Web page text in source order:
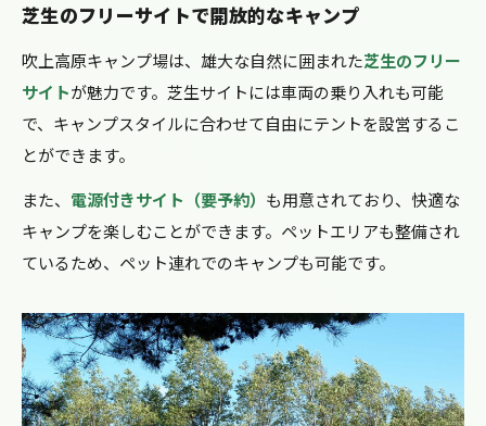
芝生のフリーサイトで開放的なキャンプ
吹上高原キャンプ場は、雄大な自然に囲まれた芝生のフリー
サイトが魅力です。芝生サイトには車両の乗り入れも可能
で、キャンプスタイルに合わせて自由にテントを設営するこ
とができます。
また、 電源付きサイト（要予約） も用意されており、快適な
キャンプを楽しむことができます。ペットエリアも整備され
ているため、ペット連れでのキャンプも可能です。